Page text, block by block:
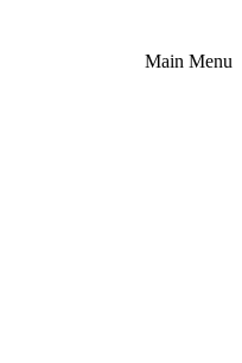
Main Menu